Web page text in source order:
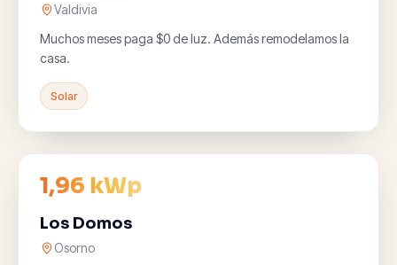
Valdivia
Muchos meses paga $0 de luz. Además remodelamos la
casa.
Solar
1,96 kWp
Los Domos
Osorno